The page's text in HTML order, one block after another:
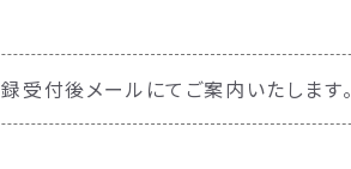
受付後メールにてご案内いたします。